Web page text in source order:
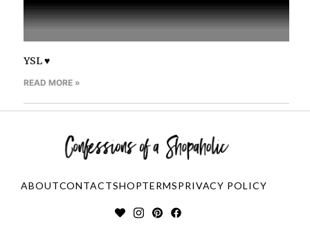
YSL ♥
READ MORE »
ABOUTCONTACTSHOPTERMSPRIVACY POLICY